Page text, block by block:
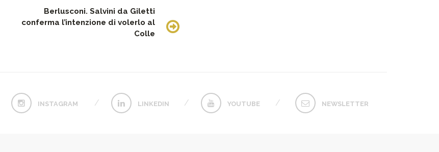
Berlusconi. Salvini da Giletti
conferma l’intenzione di volerlo al
Colle
INSTAGRAM LINKEDIN YOUTUBE NEWSLETTER